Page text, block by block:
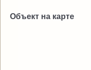
Объект на карте